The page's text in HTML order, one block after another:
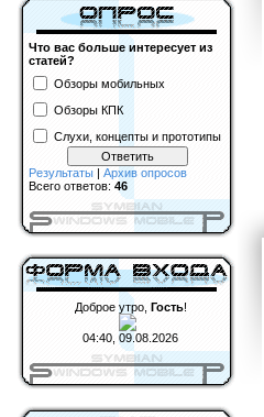
Что вас больше интересует из
статей?
Обзоры мобильных
Обзоры КПК
Слухи, концепты и прототипы
Результаты | Архив опросов
Всего ответов: 46
Доброе утро, Гость!
04:40, 09.08.2026